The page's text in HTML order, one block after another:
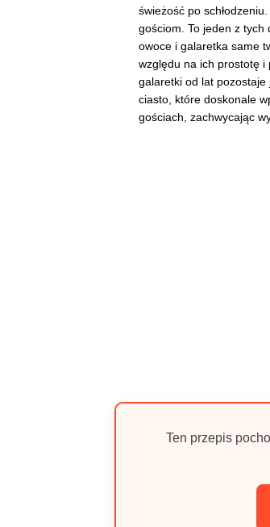
świeżość po
gościom. To jeden z
owoce i galaretka same
względu na ich prostotę i
galaretki od lat
ciasto, które doskonale
gościach, zachwycając
Ten przepis